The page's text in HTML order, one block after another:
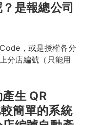
是報總公司
，或是授權各分
分店編號（只能用
生 QR
簡單的系統